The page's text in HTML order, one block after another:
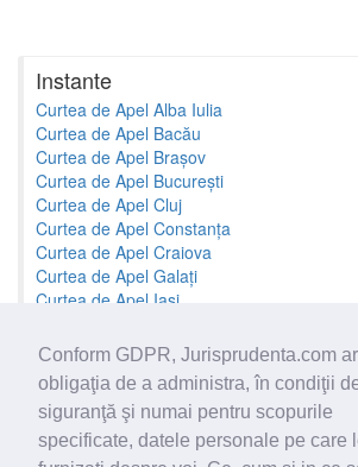
Conform GDPR, Jurisprudenta.com
obligaţia de a administra, în condiţii
siguranţă şi numai pentru scopurile
specificate, datele personale pe care
Instante
Curtea de Apel Alba Iulia
Curtea de Apel Bacău
Curtea de Apel Brașov
Curtea de Apel București
Curtea de Apel Cluj
Curtea de Apel Constanța
Curtea de Apel Craiova
Curtea de Apel Galați
Curtea de Apel Iași
Toate instantele